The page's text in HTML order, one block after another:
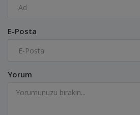
E-Posta
Yorum